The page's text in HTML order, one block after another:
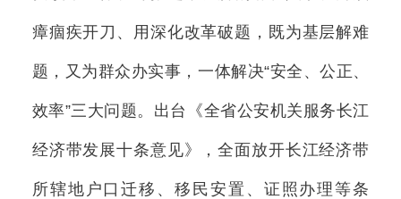
瘴痼疾开刀、用深化改革破题，既为基层解难
题，又为群众办实事，一体解决“安全、公正、
效率”三大问题。出台《全省公安机关服务长江
经济带发展十条意见》，全面放开长江经济带
所辖地户口迁移、移民安置、证照办理等条